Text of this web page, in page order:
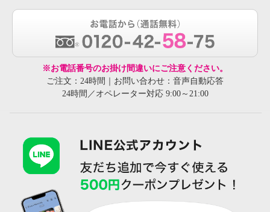
※お電話番号のお掛け間違いにご注意ください。
ご注文：24時間｜お問い合わせ：音声自動応答
24時間／オペレーター対応 9:00～21:00